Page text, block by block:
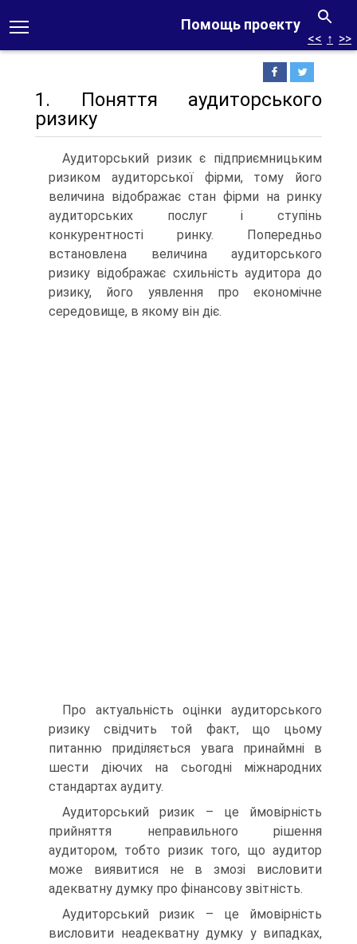
Помощь проекту
<< ↑ >>
1. Поняття аудиторського
ризику
Аудиторський ризик є підприємницьким
ризиком аудиторської фірми, тому його
величина відображає стан фірми на ринку
аудиторських послуг і ступінь
конкурентності ринку. Попередньо
встановлена величина аудиторського
ризику відображає схильність аудитора до
ризику, його уявлення про економічне
середовище, в якому він діє.
Про актуальність оцінки аудиторського
ризику свідчить той факт, що цьому
питанню приділяється увага принаймні в
шести діючих на сьогодні міжнародних
стандартах аудиту.
Аудиторський ризик – це ймовірність
прийняття неправильного рішення
аудитором, тобто ризик того, що аудитор
може виявитися не в змозі висловити
адекватну думку про фінансову звітність.
Аудиторський ризик – це ймовірність
висловити неадекватну думку у випадках,